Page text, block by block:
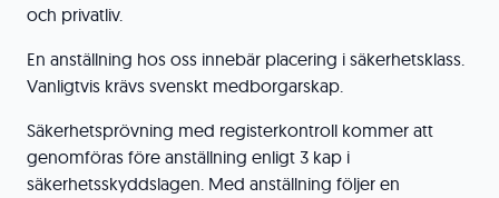
och privatliv.
En anställning hos oss innebär placering i säkerhetsklass.
Vanligtvis krävs svenskt medborgarskap.
Säkerhetsprövning med registerkontroll kommer att
genomföras före anställning enligt 3 kap i
säkerhetsskyddslagen. Med anställning följer en